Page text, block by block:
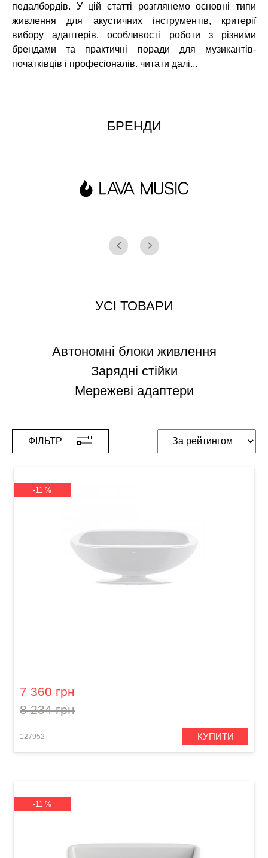
педалбордів. У цій статті розглянемо основні типи
живлення для акустичних інструментів, критерії
вибору адаптерів, особливості роботи з різними
брендами та практичні поради для музикантів-
початківців і професіоналів. читати далі...
БРЕНДИ
УСІ ТОВАРИ
Автономні блоки живлення
Зарядні стійки
Мережеві адаптери
ФІЛЬТР
-11 %
7 360 грн
8 234 грн
127952 КУПИТИ
-11 %